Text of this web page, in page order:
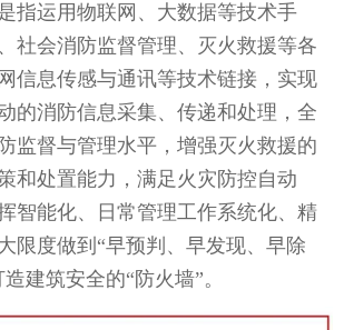
指运用物联网、大数据等技术手
社会消防监督管理、灭火救援等各
信息传感与通讯等技术链接，实现
的消防信息采集、传递和处理，全
监督与管理水平，增强灭火救援的
和处置能力，满足火灾防控自动
智能化、日常管理工作系统化、精
限度做到“早预判、早发现、早除
建筑安全的“防火墙”。